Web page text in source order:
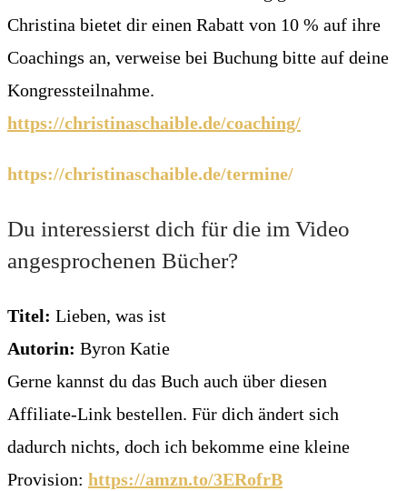
Christina bietet dir einen Rabatt von 10 % auf ihre
Coachings an, verweise bei Buchung bitte auf deine
Kongressteilnahme.
https://christinaschaible.de/coaching/
https://christinaschaible.de/termine/
Du interessierst dich für die im Video
angesprochenen Bücher?
Titel: Lieben, was ist
Autorin: Byron Katie
Gerne kannst du das Buch auch über diesen
Affiliate-Link bestellen. Für dich ändert sich
dadurch nichts, doch ich bekomme eine kleine
Provision: https://amzn.to/3ERofrB